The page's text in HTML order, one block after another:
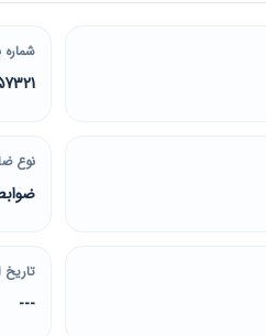
57321/
نوع
تاریخ
---